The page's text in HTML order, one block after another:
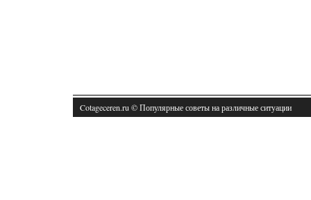
Cotageceren.ru © Популярные советы на различные ситуации